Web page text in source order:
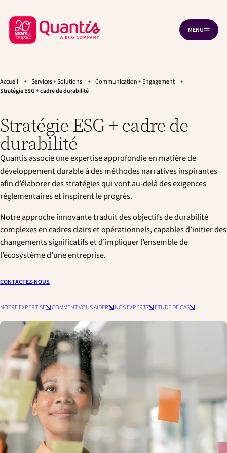
n
a
g
a
i
o
n
p
r
i
c
p
a
l
o
n
n
u
r
i
n
c
i
p
l
R
r
'
a
c
c
u
e
i
O
U
G
A
O
N
MENU
Accueil + Services + Solutions + Communication + Engagement
+
Stratégie ESG + cadre de durabilité
Stratégie ESG + cadre de
durabilité
Quantis associe une expertise approfondie en matière de
développement durable à des méthodes narratives inspirantes
afin d’élaborer des stratégies qui vont au-delà des exigences
réglementaires et inspirent le progrès.
Notre approche innovante traduit des objectifs de durabilité
complexes en cadres clairs et opérationnels, capables d’initier des
changements significatifs et d’impliquer l’ensemble de
l’écosystème d’une entreprise.
CONTACTEZ-NOUS
NOTRE EXPERTISE COMMENT VOUS AIDER NOS EXPERTS ETUDE DE CAS